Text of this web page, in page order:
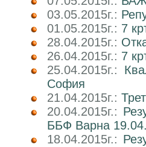
03.05.2015г.:
01.05.2015г.: 7
28.04.2015г.:
26.04.2015г.: 7
25.04.2015г.:
София
21.04.2015г.:
20.04.2015г.:
ББФ Варна
18.04.2015г.: